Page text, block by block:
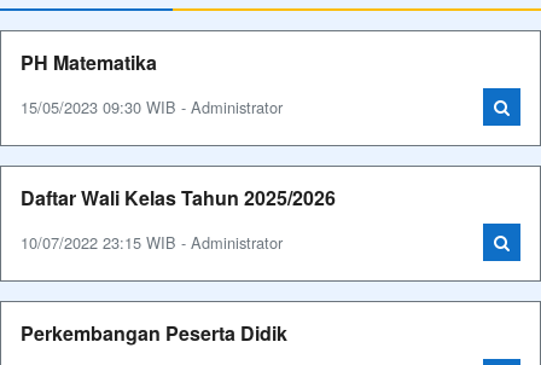
PH Matematika
15/05/2023 09:30 WIB - Administrator
Daftar Wali Kelas Tahun 2025/2026
10/07/2022 23:15 WIB - Administrator
Perkembangan Peserta Didik